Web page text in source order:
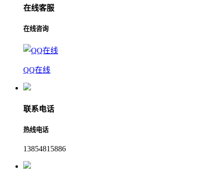
在线客服
在线咨询
QQ在线
联系电话
热线电话
13854815886